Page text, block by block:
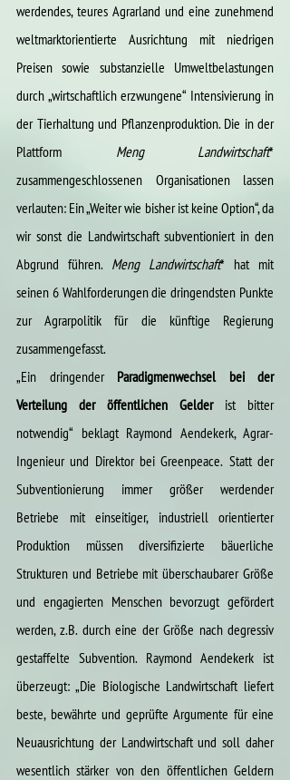
werdendes, teures Agrarland und eine zunehmend
weltmarktorientierte Ausrichtung mit niedrigen
Preisen sowie substanzielle Umweltbelastungen
durch „wirtschaftlich erzwungene“ Intensivierung in
der Tierhaltung und Pflanzenproduktion. Die in der
Plattform Meng Landwirtschaft*
zusammengeschlossenen Organisationen lassen
verlauten: Ein „Weiter wie bisher ist keine Option“, da
wir sonst die Landwirtschaft subventioniert in den
Abgrund führen. Meng Landwirtschaft* hat mit
seinen 6 Wahlforderungen die dringendsten Punkte
zur Agrarpolitik für die künftige Regierung
zusammengefasst.
„Ein dringender Paradigmenwechsel bei der
Verteilung der öffentlichen Gelder ist bitter
notwendig“ beklagt Raymond Aendekerk, Agrar-
Ingenieur und Direktor bei Greenpeace. Statt der
Subventionierung immer größer werdender
Betriebe mit einseitiger, industriell orientierter
Produktion müssen diversifizierte bäuerliche
Strukturen und Betriebe mit überschaubarer Größe
und engagierten Menschen bevorzugt gefördert
werden, z.B. durch eine der Größe nach degressiv
gestaffelte Subvention. Raymond Aendekerk ist
überzeugt: „Die Biologische Landwirtschaft liefert
beste, bewährte und geprüfte Argumente für eine
Neuausrichtung der Landwirtschaft und soll daher
wesentlich stärker von den öffentlichen Geldern